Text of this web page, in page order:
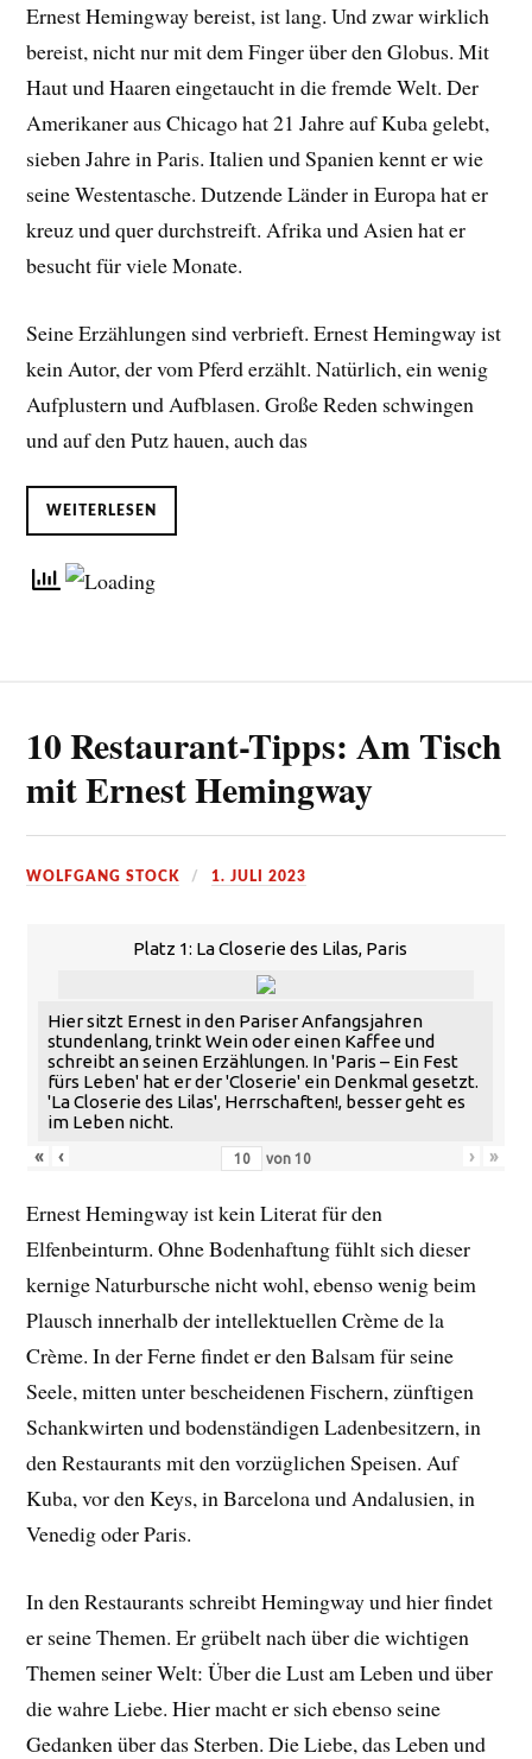
Ernest Hemingway bereist, ist lang. Und zwar wirklich
bereist, nicht nur mit dem Finger über den Globus. Mit
Haut und Haaren eingetaucht in die fremde Welt. Der
Amerikaner aus Chicago hat 21 Jahre auf Kuba gelebt,
sieben Jahre in Paris. Italien und Spanien kennt er wie
seine Westentasche. Dutzende Länder in Europa hat er
kreuz und quer durchstreift. Afrika und Asien hat er
besucht für viele Monate.
Seine Erzählungen sind verbrieft. Ernest Hemingway ist
kein Autor, der vom Pferd erzählt. Natürlich, ein wenig
Aufplustern und Aufblasen. Große Reden schwingen
und auf den Putz hauen, auch das
WEITERLESEN
10 Restaurant-Tipps: Am Tisch
mit Ernest Hemingway
WOLFGANG STOCK 1. JULI 2023
Platz 1: La Closerie des Lilas, Paris
Hier sitzt Ernest in den Pariser Anfangsjahren
stundenlang, trinkt Wein oder einen Kaffee und
schreibt an seinen Erzählungen. In 'Paris – Ein Fest
fürs Leben' hat er der 'Closerie' ein Denkmal gesetzt.
'La Closerie des Lilas', Herrschaften!, besser geht es
im Leben nicht.
«
‹ von 10 › »
Ernest Hemingway ist kein Literat für den
Elfenbeinturm. Ohne Bodenhaftung fühlt sich dieser
kernige Naturbursche nicht wohl, ebenso wenig beim
Plausch innerhalb der intellektuellen Crème de la
Crème. In der Ferne findet er den Balsam für seine
Seele, mitten unter bescheidenen Fischern, zünftigen
Schankwirten und bodenständigen Ladenbesitzern, in
den Restaurants mit den vorzüglichen Speisen. Auf
Kuba, vor den Keys, in Barcelona und Andalusien, in
Venedig oder Paris.
In den Restaurants schreibt Hemingway und hier findet
er seine Themen. Er grübelt nach über die wichtigen
Themen seiner Welt: Über die Lust am Leben und über
die wahre Liebe. Hier macht er sich ebenso seine
Gedanken über das Sterben. Die Liebe, das Leben und